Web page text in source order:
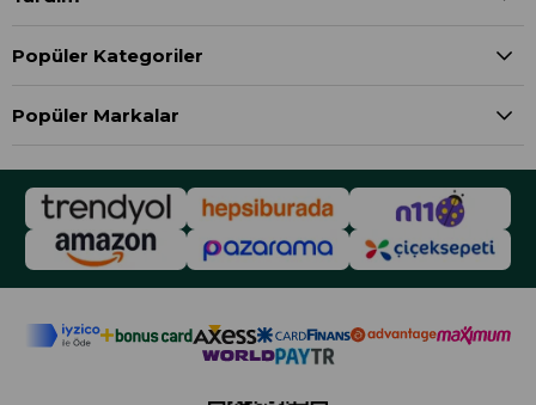
Popüler Kategoriler
Popüler Markalar